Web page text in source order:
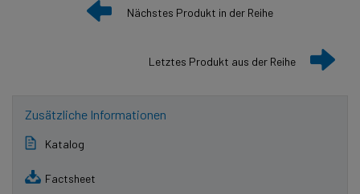
Nächstes Produkt in der Reihe
Letztes Produkt aus der Reihe
Zusätzliche Informationen
Katalog
Factsheet